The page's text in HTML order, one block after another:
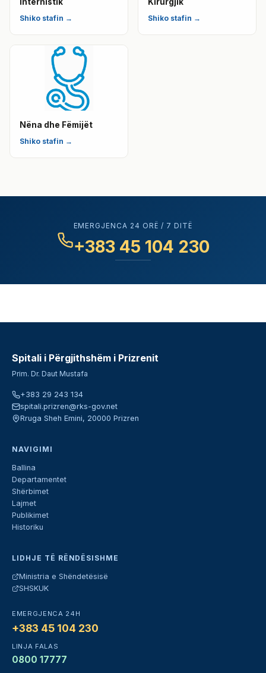
Shiko stafin → Shiko stafin →
Nëna dhe Fëmijët
Shiko stafin →
EMERGJENCA 24 ORË / 7 DITË
+383 45 104 230
Spitali i Përgjithshëm i Prizrenit
Prim. Dr. Daut Mustafa
+383 29 243 134
spitali.prizren@rks-gov.net
Rruga Sheh Emini, 20000 Prizren
NAVIGIMI
Ballina
Departamentet
Shërbimet
Lajmet
Publikimet
Historiku
LIDHJE TË RËNDËSISHME
Ministria e Shëndetësisë
SHSKUK
EMERGJENCA 24H
+383 45 104 230
LINJA FALAS
0800 17777